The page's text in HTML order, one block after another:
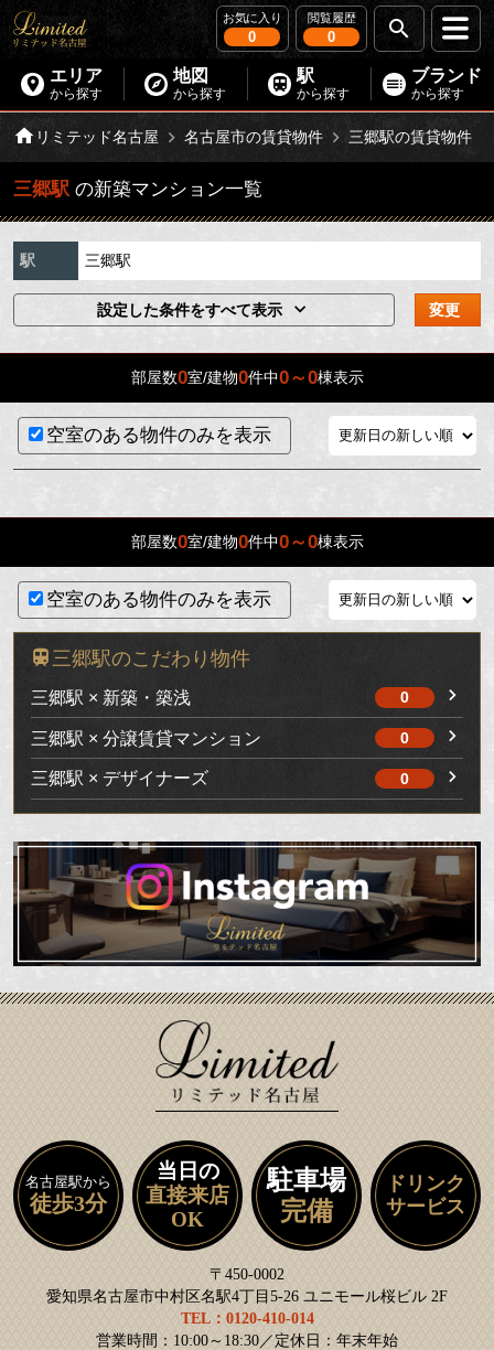
お気に入り
0
閲覧履歴
0
エリア
から探す
地図
から探す
駅
から探す
ブランド
から探す
リミテッド名古屋 名古屋市の賃貸物件 三郷駅の賃貸物件
三郷駅 の新築マンション一覧
駅 三郷駅
設定した条件をすべて表示 変更
部屋数0室/建物0件中0～0棟表示
空室のある物件のみを表示
部屋数0室/建物0件中0～0棟表示
空室のある物件のみを表示
三郷駅のこだわり物件
三郷駅 × 新築・築浅 0
三郷駅 × 分譲賃貸マンション 0
三郷駅 × デザイナーズ 0
名古屋駅から
徒歩3分
当日の
直接来店
OK
駐車場
完備
ドリンク
サービス
〒450-0002
愛知県名古屋市中村区名駅4丁目5-26 ユニモール桜ビル 2F
TEL：0120-410-014
営業時間：10:00～18:30／定休日：年末年始